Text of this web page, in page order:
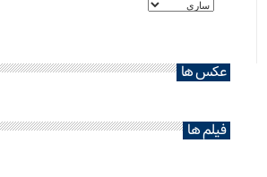
عکس ها
فیلم ها